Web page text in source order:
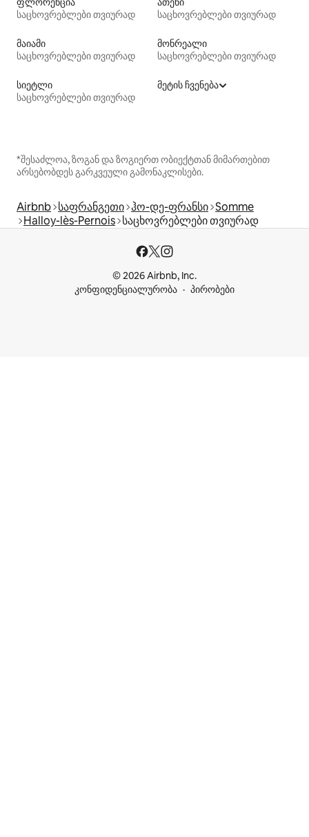
საცხოვრებლები თვიურად
საცხოვრებლები თვიურად
მაიამი
საცხოვრებლები თვიურად
მონრეალი
საცხოვრებლები თვიურად
სიეტლი
საცხოვრებლები თვიურად
მეტის ჩვენება
*შესაძლოა, ზოგან და ზოგიერთ ობიექტთან მიმართებით
არსებობდეს გარკვეული გამონაკლისები.
Airbnb საფრანგეთი ჰო-დე-ფრანსი Somme
Halloy-lès-Pernois საცხოვრებლები თვიურად
© 2026 Airbnb, Inc.
კონფიდენციალურობა
პირობები